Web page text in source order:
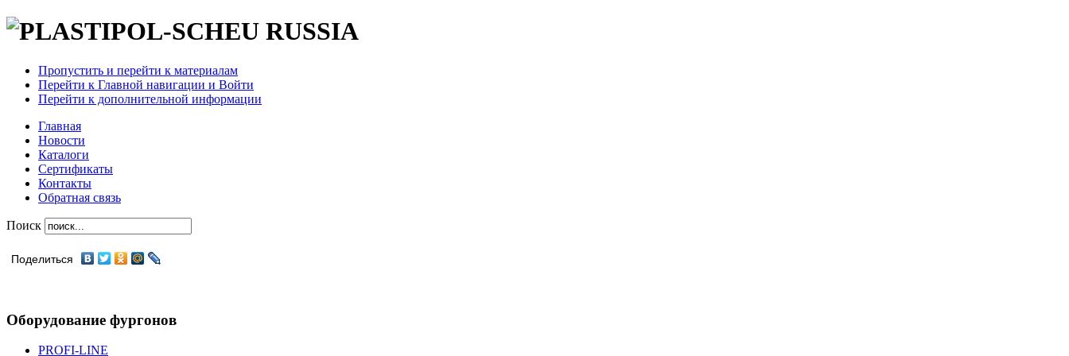
Пропустить и перейти к материалам
Перейти к Главной навигации и Войти
Перейти к дополнительной информации
Главная
Новости
Каталоги
Сертификаты
Контакты
Обратная связь
Поиск
Поделиться
Оборудование фургонов
PROFI-LINE